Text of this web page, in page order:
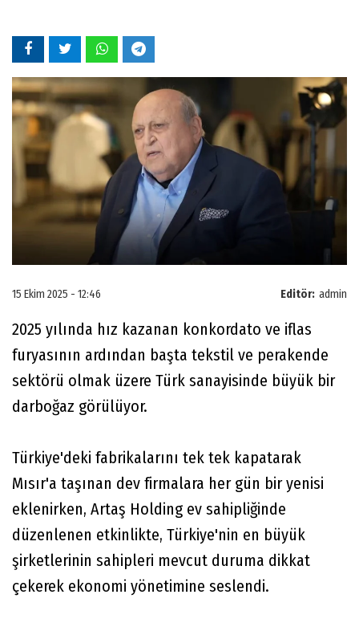
Editör: admin
15 Ekim 2025 - 12:46
2025 yılında hız kazanan konkordato ve iflas
furyasının ardından başta tekstil ve perakende
sektörü olmak üzere Türk sanayisinde büyük bir
darboğaz görülüyor.
Türkiye'deki fabrikalarını tek tek kapatarak
Mısır'a taşınan dev firmalara her gün bir yenisi
eklenirken, Artaş Holding ev sahipliğinde
düzenlenen etkinlikte, Türkiye'nin en büyük
şirketlerinin sahipleri mevcut duruma dikkat
çekerek ekonomi yönetimine seslendi.